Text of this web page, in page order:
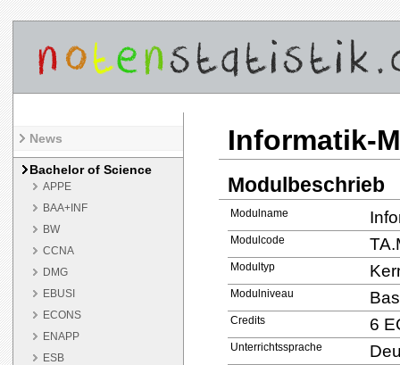
News
Bachelor of Science
APPE
BAA+INF
BW
CCNA
DMG
EBUSI
ECONS
ENAPP
ESB
Informatik-
Modulbeschrieb
Modulname
Modulcode
Modultyp
Modulniveau
Credits 6
Unterrichtssprache